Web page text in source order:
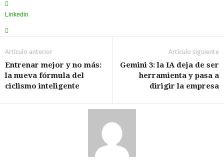
Linkedin
Artículo anterior
Entrenar mejor y no más:
la nueva fórmula del
ciclismo inteligente
Artículo siguiente
Gemini 3: la IA deja de ser
herramienta y pasa a
dirigir la empresa